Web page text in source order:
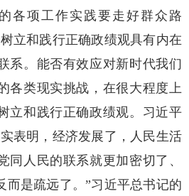
各项工作实践要走好群众路
立和践行正确政绩观具有内在
系。能否有效应对新时代我们
各类现实挑战，在很大程度上
立和践行正确政绩观。习近平
表明，经济发展了，人民生活
同人民的联系就更加密切了、
而是疏远了。”习近平总书记的